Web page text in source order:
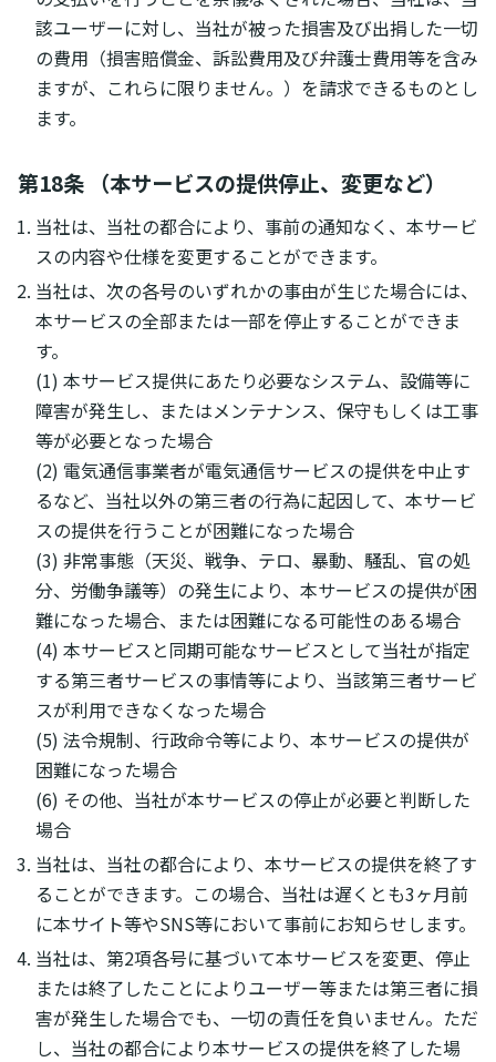
該ユーザーに対し、当社が被った損害及び出捐した一切
の費用（損害賠償金、訴訟費用及び弁護士費用等を含み
ますが、これらに限りません。）を請求できるものとし
ます。
第18条 （本サービスの提供停止、変更など）
当社は、当社の都合により、事前の通知なく、本サービ
スの内容や仕様を変更することができます。
当社は、次の各号のいずれかの事由が生じた場合には、
本サービスの全部または一部を停止することができま
す。
(1) 本サービス提供にあたり必要なシステム、設備等に
障害が発生し、またはメンテナンス、保守もしくは工事
等が必要となった場合
(2) 電気通信事業者が電気通信サービスの提供を中止す
るなど、当社以外の第三者の行為に起因して、本サービ
スの提供を行うことが困難になった場合
(3) 非常事態（天災、戦争、テロ、暴動、騒乱、官の処
分、労働争議等）の発生により、本サービスの提供が困
難になった場合、または困難になる可能性のある場合
(4) 本サービスと同期可能なサービスとして当社が指定
する第三者サービスの事情等により、当該第三者サービ
スが利用できなくなった場合
(5) 法令規制、行政命令等により、本サービスの提供が
困難になった場合
(6) その他、当社が本サービスの停止が必要と判断した
場合
当社は、当社の都合により、本サービスの提供を終了す
ることができます。この場合、当社は遅くとも3ヶ月前
に本サイト等やSNS等において事前にお知らせします。
当社は、第2項各号に基づいて本サービスを変更、停止
または終了したことによりユーザー等または第三者に損
害が発生した場合でも、一切の責任を負いません。ただ
し、当社の都合により本サービスの提供を終了した場